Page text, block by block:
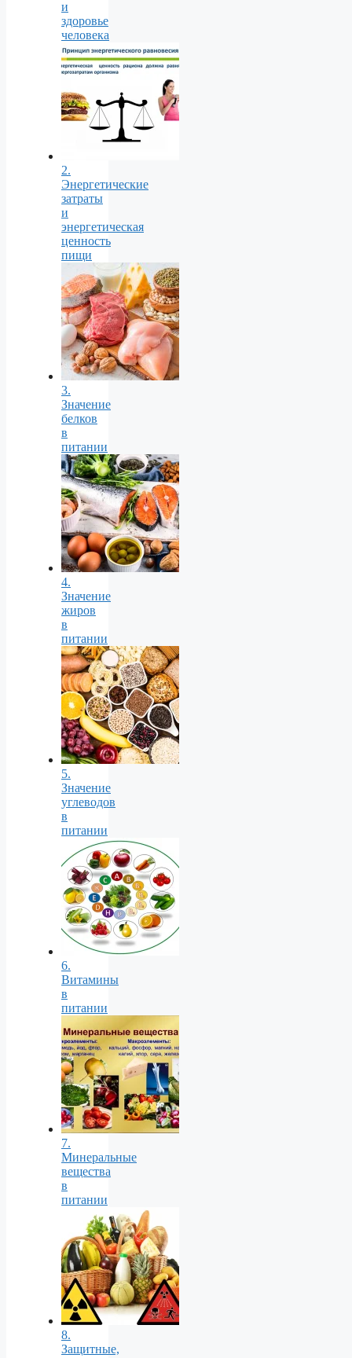
и
здоровье
человека
2.
Энергетические
затраты
и
энергетическая
ценность
пищи
3.
Значение
белков
в
питании
4.
Значение
жиров
в
питании
5.
Значение
углеводов
в
питании
6.
Витамины
в
питании
7.
Минеральные
вещества
в
питании
8.
Защитные,